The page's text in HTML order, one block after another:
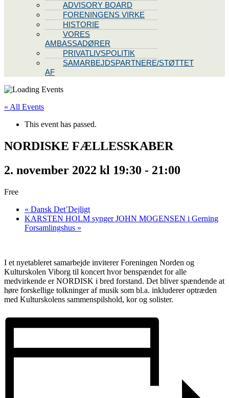
ADVISORY BOARD
FORENINGENS VIRKE
HISTORIE
VORES
AMBASSADØRER
PRIVATLIVSPOLITIK
SAMARBEJDSPARTNERE/STØTTET
AF
« All Events
This event has passed.
NORDISKE FÆLLESSKABER
2. november 2022 kl 19:30 - 21:00
Free
« Dansk Det’Dejligt
KARSTEN HOLM synger JOHN MOGENSEN i Gerning
Forsamlingshus »
I et nyetableret samarbejde inviterer Foreningen Norden og
Kulturskolen Viborg til koncert hvor benspændet for alle
medvirkende er NORDISK i bred forstand. Det bliver spændende at
høre forskellige tolkninger af musik som bl.a. inkluderer optræden
med Kulturskolens sammenspilshold, kor og solister.